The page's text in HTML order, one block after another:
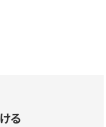
る